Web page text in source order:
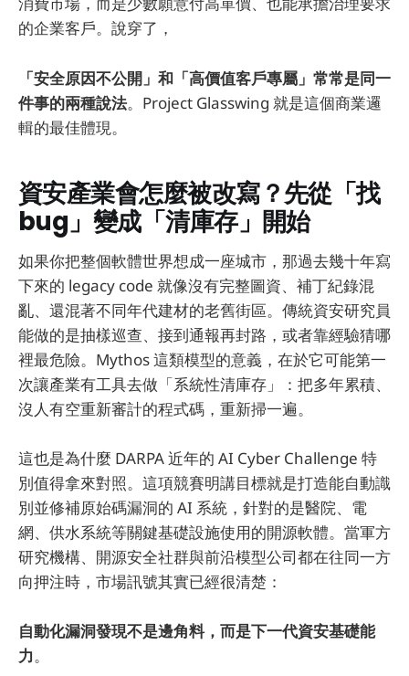
的企業客戶。說穿了，
「安全原因不公開」和「高價值客戶專屬」常常是同一
件事的兩種說法。Project Glasswing 就是這個商業邏
輯的最佳體現。
資安產業會怎麼被改寫？先從「找
bug」變成「清庫存」開始
如果你把整個軟體世界想成一座城市，那過去幾十年寫
下來的 legacy code 就像沒有完整圖資、補丁紀錄混
亂、還混著不同年代建材的老舊街區。傳統資安研究員
能做的是抽樣巡查、接到通報再封路，或者靠經驗猜哪
裡最危險。Mythos 這類模型的意義，在於它可能第一
次讓產業有工具去做「系統性清庫存」：把多年累積、
沒人有空重新審計的程式碼，重新掃一遍。
這也是為什麼 DARPA 近年的 AI Cyber Challenge 特
別值得拿來對照。這項競賽明講目標就是打造能自動識
別並修補原始碼漏洞的 AI 系統，針對的是醫院、電
網、供水系統等關鍵基礎設施使用的開源軟體。當軍方
研究機構、開源安全社群與前沿模型公司都在往同一方
向押注時，市場訊號其實已經很清楚：
自動化漏洞發現不是邊角料，而是下一代資安基礎能
力。